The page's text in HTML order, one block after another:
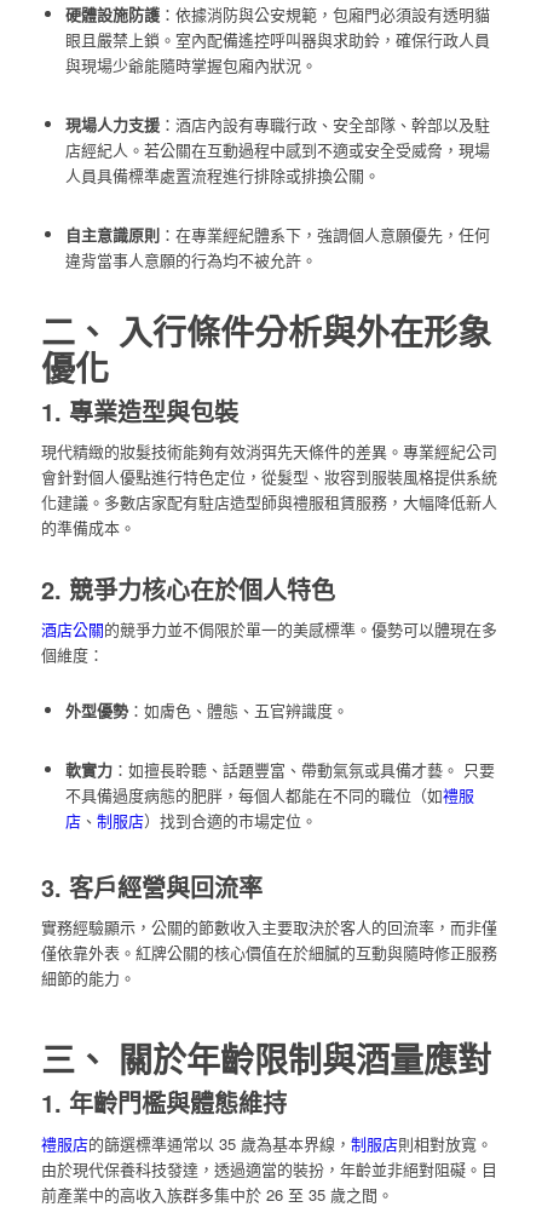
硬體設施防護：依據消防與公安規範，包廂門必須設有透明貓
眼且嚴禁上鎖。室內配備遙控呼叫器與求助鈴，確保行政人員
與現場少爺能隨時掌握包廂內狀況。
現場人力支援：酒店內設有專職行政、安全部隊、幹部以及駐
店經紀人。若公關在互動過程中感到不適或安全受威脅，現場
人員具備標準處置流程進行排除或排換公關。
自主意識原則：在專業經紀體系下，強調個人意願優先，任何
違背當事人意願的行為均不被允許。
二、 入行條件分析與外在形象
優化
1. 專業造型與包裝
現代精緻的妝髮技術能夠有效消弭先天條件的差異。專業經紀公司
會針對個人優點進行特色定位，從髮型、妝容到服裝風格提供系統
化建議。多數店家配有駐店造型師與禮服租賃服務，大幅降低新人
的準備成本。
2. 競爭力核心在於個人特色
酒店公關的競爭力並不侷限於單一的美感標準。優勢可以體現在多
個維度：
外型優勢：如膚色、體態、五官辨識度。
軟實力：如擅長聆聽、話題豐富、帶動氣氛或具備才藝。 只要
不具備過度病態的肥胖，每個人都能在不同的職位（如禮服
店、 制服店）找到合適的市場定位。
3. 客戶經營與回流率
實務經驗顯示，公關的節數收入主要取決於客人的回流率，而非僅
僅依靠外表。紅牌公關的核心價值在於細膩的互動與隨時修正服務
細節的能力。
三、 關於年齡限制與酒量應對
1. 年齡門檻與體態維持
禮服店的篩選標準通常以 35 歲為基本界線， 制服店則相對放寬。
由於現代保養科技發達，透過適當的裝扮，年齡並非絕對阻礙。目
前產業中的高收入族群多集中於 26 至 35 歲之間。